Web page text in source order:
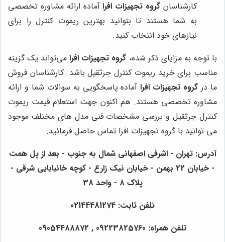
کارشناسان گروه تجهیزات افراآماده ارائه مشاوره تخصصی
به شما هستند تا بتوانید بهترین ریموت کنترل را برای
نیازهای خود انتخاب کنید.
با توجه به مزایای ذکر شده، گروه تجهیزات افرامی‌تواند یک گزینه
مناسب برای خرید ریموت کنترل جرثقیل باشد. کارشناسان فروش
ما در گروه تجهیزات افراآماده پاسخگویی به سوالات شما و ارائه
مشاوره تخصصی هستند. هم اکنون جهت استعلام قیمت ریموت
کنترل جرثقیل و بررسی مشخصات فنی مدل های مختلف موجود
می توانید با گروه تجهیزات افرا تماس حاصل فرمائید.
آدرس: تهران - اشرفی اصفهانی شمال به جنوب - بعد از پل همت
- خیابان 22 بهمن - خیابان نیک زارع - کوچه خانبابایی شرقی -
پلاک 8 - واحد 38
تلفن ثابت: 02144481274
تلفن همراه: 09223825760 , 09054488872